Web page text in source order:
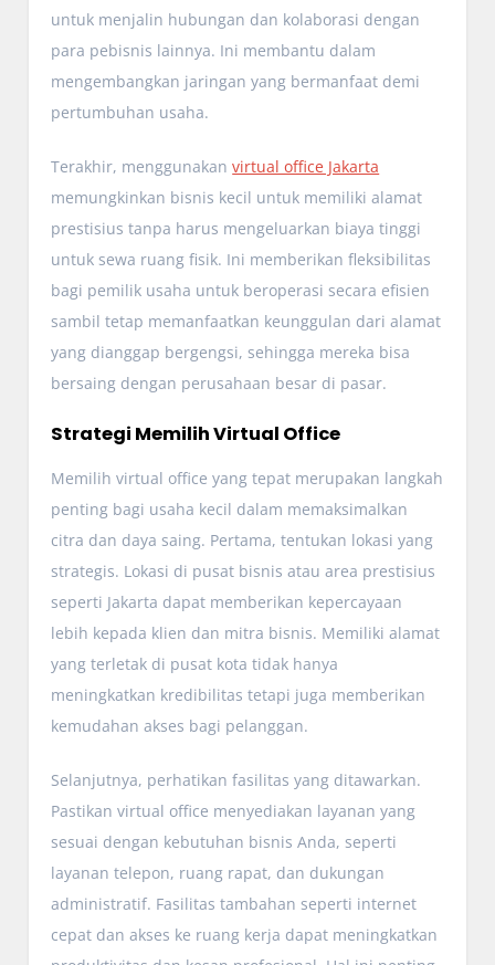
untuk menjalin hubungan dan kolaborasi dengan
para pebisnis lainnya. Ini membantu dalam
mengembangkan jaringan yang bermanfaat demi
pertumbuhan usaha.
Terakhir, menggunakanvirtual office Jakarta
memungkinkan bisnis kecil untuk memiliki alamat
prestisius tanpa harus mengeluarkan biaya tinggi
untuk sewa ruang fisik. Ini memberikan fleksibilitas
bagi pemilik usaha untuk beroperasi secara efisien
sambil tetap memanfaatkan keunggulan dari alamat
yang dianggap bergengsi, sehingga mereka bisa
bersaing dengan perusahaan besar di pasar.
Strategi Memilih Virtual Office
Memilih virtual office yang tepat merupakan langkah
penting bagi usaha kecil dalam memaksimalkan
citra dan daya saing. Pertama, tentukan lokasi yang
strategis. Lokasi di pusat bisnis atau area prestisius
seperti Jakarta dapat memberikan kepercayaan
lebih kepada klien dan mitra bisnis. Memiliki alamat
yang terletak di pusat kota tidak hanya
meningkatkan kredibilitas tetapi juga memberikan
kemudahan akses bagi pelanggan.
Selanjutnya, perhatikan fasilitas yang ditawarkan.
Pastikan virtual office menyediakan layanan yang
sesuai dengan kebutuhan bisnis Anda, seperti
layanan telepon, ruang rapat, dan dukungan
administratif. Fasilitas tambahan seperti internet
cepat dan akses ke ruang kerja dapat meningkatkan